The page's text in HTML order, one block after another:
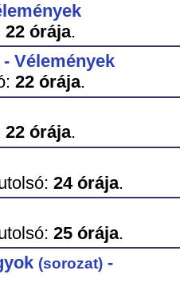
22 órája.
Vélemények
22 órája.
22 órája.
24 órája.
25 órája.
(sorozat)-